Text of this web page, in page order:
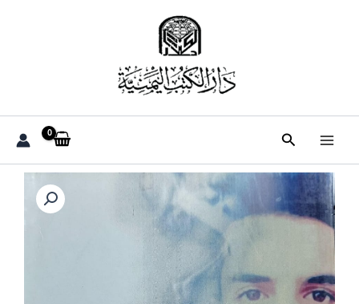
البحث
كمية
روحي
بها
تعلقت
قصة
رويد)